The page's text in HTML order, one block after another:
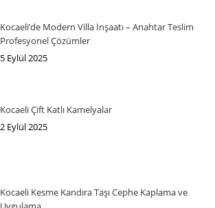
Kocaeli’de Modern Villa İnşaatı – Anahtar Teslim
Profesyonel Çözümler
5 Eylül 2025
Kocaeli Çift Katlı Kamelyalar
2 Eylül 2025
Kocaeli Kesme Kandıra Taşı Cephe Kaplama ve